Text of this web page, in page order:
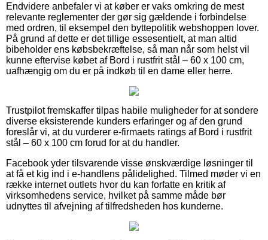
Endvidere anbefaler vi at køber er vaks omkring de mest
relevante reglementer der gør sig gældende i forbindelse
med ordren, til eksempel den byttepolitik webshoppen lover.
På grund af dette er det tillige essesentielt, at man altid
bibeholder ens købsbekræftelse, så man når som helst vil
kunne eftervise købet af Bord i rustfrit stål – 60 x 100 cm,
uafhængig om du er på indkøb til en dame eller herre.
Trustpilot fremskaffer tilpas habile muligheder for at sondere
diverse eksisterende kunders erfaringer og af den grund
foreslår vi, at du vurderer e-firmaets ratings af Bord i rustfrit
stål – 60 x 100 cm forud for at du handler.
Facebook yder tilsvarende visse ønskværdige løsninger til
at få et kig ind i e-handlens pålidelighed. Tilmed møder vi en
række internet outlets hvor du kan forfatte en kritik af
virksomhedens service, hvilket på samme måde bør
udnyttes til afvejning af tilfredsheden hos kunderne.